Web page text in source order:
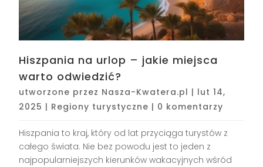
Hiszpania na urlop – jakie miejsca
warto odwiedzić?
utworzone przez Nasza-Kwatera.pl | lut 14,
2025 | Regiony turystyczne | 0 komentarzy
Hiszpania to kraj, który od lat przyciąga turystów z
całego świata. Nie bez powodu jest to jeden z
najpopularniejszych kierunków wakacyjnych wśród